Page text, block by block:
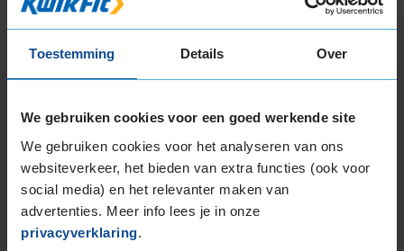
Toestemming Details Over
We gebruiken cookies voor een goed werkende site
We gebruiken cookies voor het analyseren van ons
websiteverkeer, het bieden van extra functies (ook voor
social media) en het relevanter maken van
advertenties. Meer info lees je in onze
privacyverklaring.
225/45R17 94Y EXTRALOAD
225/50R17 98Y EXTRALOAD
225/55R17 101Y EXTRALOAD
245/40R17 91Y
205/40R18 86H EXTRALOAD
215/40R18 89Y EXTRALOAD
215/45R18 93Y EXTRALOAD
225/35R18 87Y EXTRALOAD
225/40R18 92Y EXTRALOAD
225/40R18 92Y EXTRALOAD